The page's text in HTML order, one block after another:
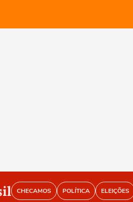
CHECAMOS POLÍTICA ELEIÇÕES